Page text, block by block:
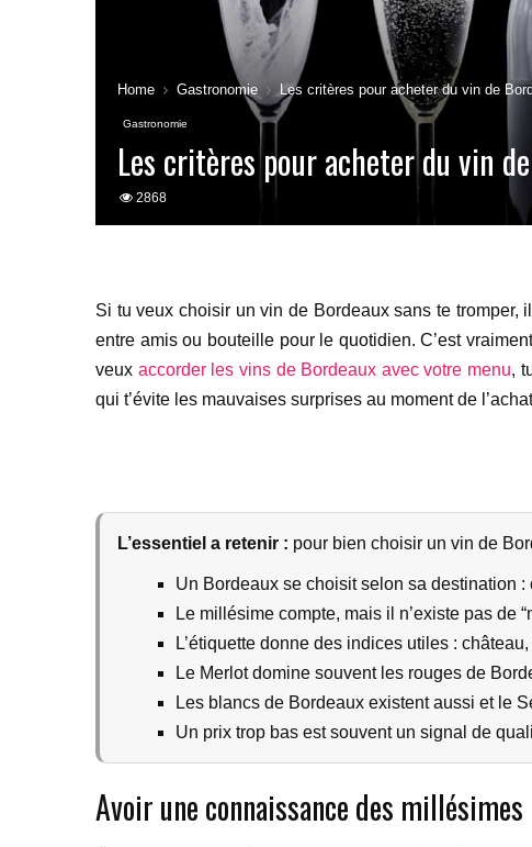
Home Gastronomie Les critères pour acheter du vin de
Gastronomie
Les critères pour acheter du vin
2868
Si tu veux choisir un vin de Bordeaux sans te tromper,
entre amis ou bouteille pour le quotidien. C’est
veux accorder les vins de Bordeaux avec votre menu,
qui t’évite les mauvaises surprises au moment de
L’essentiel a retenir : pour bien choisir un vin de
Un Bordeaux se choisit selon sa destination
Le millésime compte, mais il n’existe pas de
L’étiquette donne des indices utiles :
Le Merlot domine souvent les rouges de
Les blancs de Bordeaux existent aussi et le
Un prix trop bas est souvent un signal de
Avoir une connaissance des millésimes